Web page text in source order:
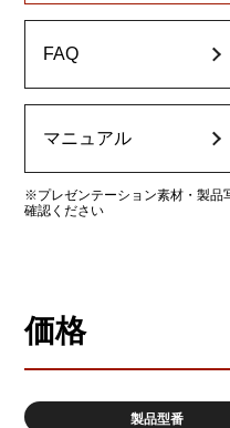
FAQ
マニュアル
※プレゼンテーション素材・製品
確認ください
価格
製品型番